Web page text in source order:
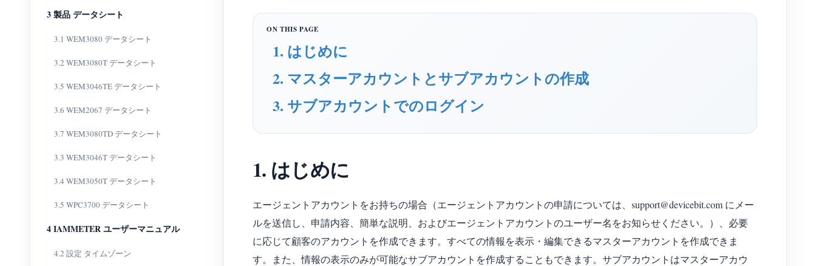
3 製品 データシート
3.1 WEM3080 データシート
3.2 WEM3080T データシート
3.5 WEM3046TE データシート
3.6 WEM2067 データシート
3.7 WEM3080TD データシート
3.3 WEM3046T データシート
3.4 WEM3050T データシート
3.5 WPC3700 データシート
4 IAMMETER ユーザーマニュアル
4.2 設定 タイムゾーン
1. はじめに
2. マスターアカウントとサブアカウントの作成
3. サブアカウントでのログイン
1. はじめに
エージェントアカウントをお持ちの場合（エージェントアカウントの申請については、support@devicebit.com にメー
ルを送信し、申請内容、簡単な説明、およびエージェントアカウントのユーザー名をお知らせください。）、必要
に応じて顧客のアカウントを作成できます。すべての情報を表示・編集できるマスターアカウントを作成できま
す。また、情報の表示のみが可能なサブアカウントを作成することもできます。サブアカウントはマスターアカウ